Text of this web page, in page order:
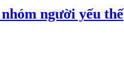
người yếu thế